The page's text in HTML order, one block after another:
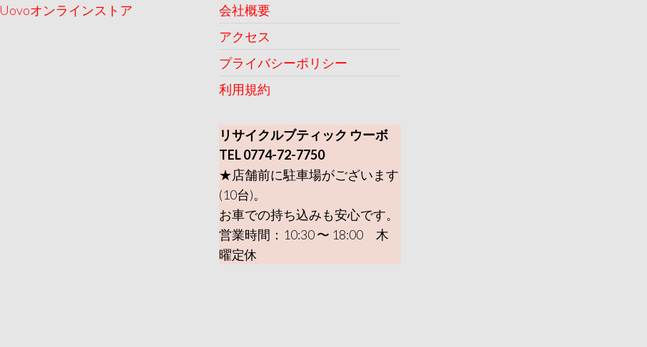
Uovoオンラインストア
会社概要
アクセス
プライバシーポリシー
利用規約
リサイクルブティック ウーボ
TEL 0774-72-7750
★店舗前に駐車場がございます
(10台)。
お車での持ち込みも安心です。
営業時間：10:30 〜 18:00 木
曜定休